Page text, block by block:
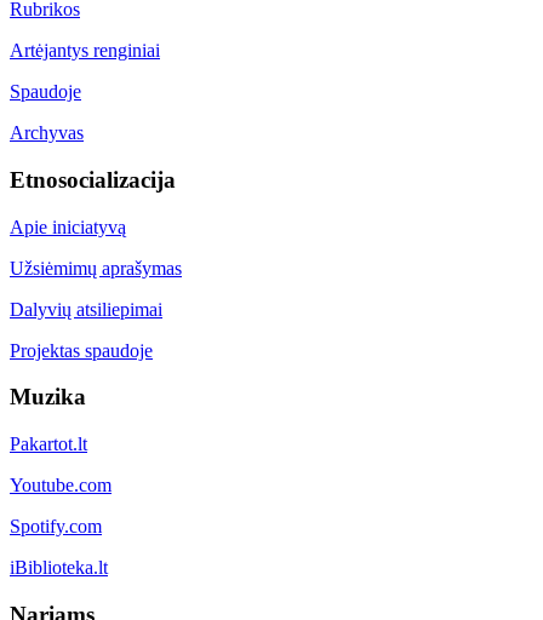
Rubrikos
Artėjantys renginiai
Spaudoje
Archyvas
Etnosocializacija
Apie iniciatyvą
Užsiėmimų aprašymas
Dalyvių atsiliepimai
Projektas spaudoje
Muzika
Pakartot.lt
Youtube.com
Spotify.com
iBiblioteka.lt
Nariams